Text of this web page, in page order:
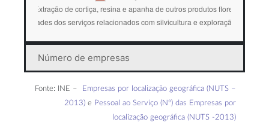
Número de empresas
Fonte: INE –
Empresas por localização geográfica (NUTS –
2013) e Pessoal ao Serviço (Nº) das Empresas por
localização geográfica (NUTS -2013)